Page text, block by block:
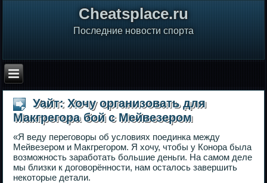
Сheatsplace.ru
Последние новости спорта
Уайт: Хочу организовать для
Макгрегора бой с Мейвезером
«Я веду переговоры об условиях поединка между
Мейвезером и Макгрегором. Я хочу, чтобы у Конора была
возможность заработать большие деньги. На самом деле
мы близки к договорённости, нам осталось завершить
некоторые детали.